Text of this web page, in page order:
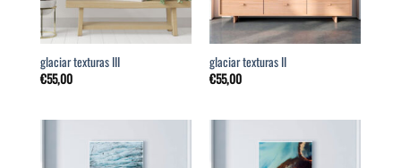
glaciar texturas III
€55,00
glaciar texturas II
€55,00